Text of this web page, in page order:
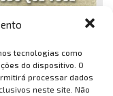
tecnologias como
do dispositivo. O
processar dados
neste site. Não